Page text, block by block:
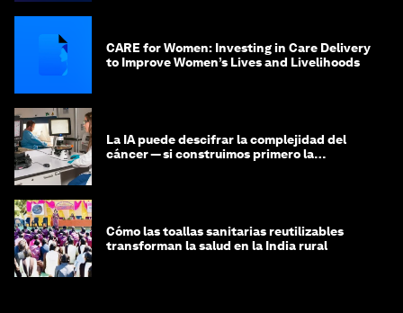
CARE for Women: Investing in Care Delivery
to Improve Women’s Lives and Livelihoods
La IA puede descifrar la complejidad del
cáncer — si construimos primero la
Cómo las toallas sanitarias reutilizables
transforman la salud en la India rural